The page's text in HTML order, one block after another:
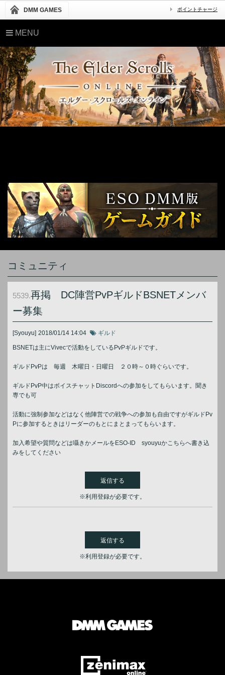
DMM GAMES ポイントチャージ
MENU
コミュニティ
5539.再掲 DC陣営PvPギルドBSNETメンバ
ー募集
[Syouyu] 2018/01/14 14:04 ギルド
BSNETは主にVivecで活動をしているPvPギルドです。
ギルドPvPは 毎週 木曜日・日曜日 ２０時～０時ぐらいです。
ギルドPvP中はボイスチャットDiscordへの参加をしてもらいます。聞き
専でも可
活動に強制参加などはなく他陣営での戦争への参加も自由ですがギルドPv
Pに参加するときはリーダーのもとにまとまってもらいます。
加入希望や質問などは囁きかメールをESO-ID syouyuかこちらへ書き込
みをしてください
返信する
※利用登録が必要です。
返信する
※利用登録が必要です。